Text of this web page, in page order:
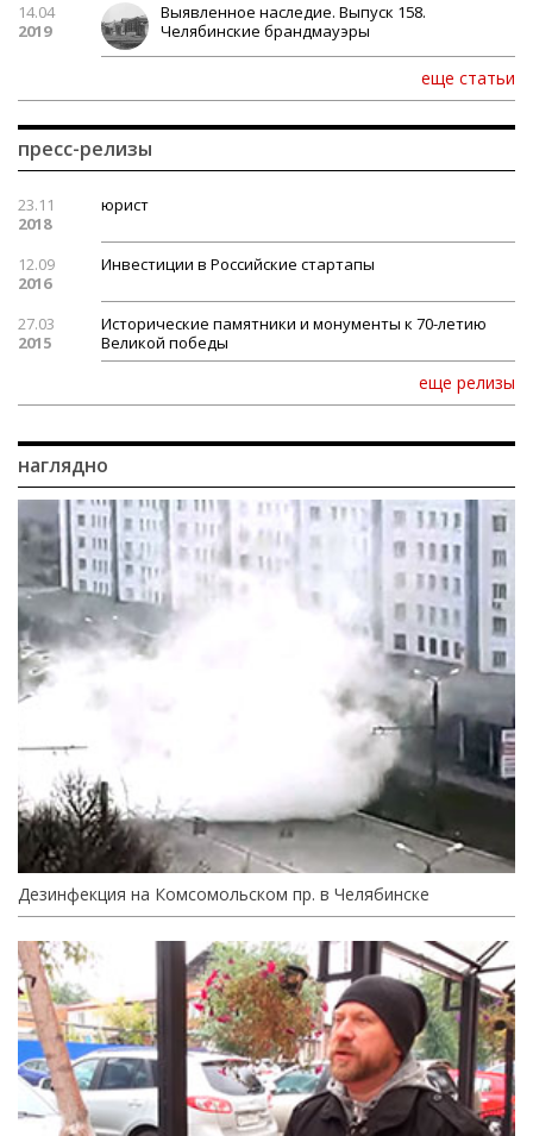
14.04
2019
Выявленное наследие. Выпуск 158.
Челябинские брандмауэры
еще статьи
пресс-релизы
23.11
2018
юрист
12.09
2016
Инвестиции в Российские стартапы
27.03
2015
Исторические памятники и монументы к 70-летию
Великой победы
еще релизы
наглядно
Дезинфекция на Комсомольском пр. в Челябинске